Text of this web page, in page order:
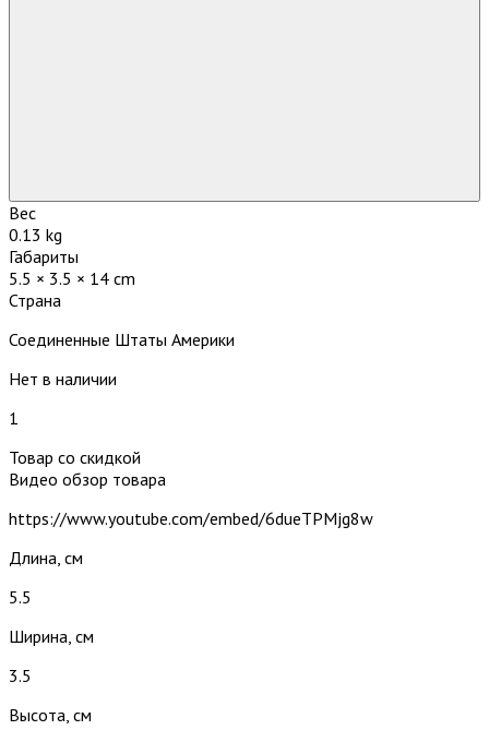
Вес
0.13 kg
Габариты
5.5 × 3.5 × 14 cm
Страна
Соединенные Штаты Америки
Нет в наличии
1
Товар со скидкой
Видео обзор товара
https://www.youtube.com/embed/6dueTPMjg8w
Длина, см
5.5
Ширина, см
3.5
Высота, см